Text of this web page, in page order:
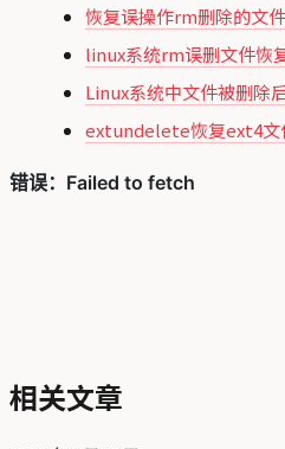
恢复误操作rm删除的文件
linux系统rm误删文件恢
Linux系统中文件被删除
extundelete恢复ext4文
相关文章